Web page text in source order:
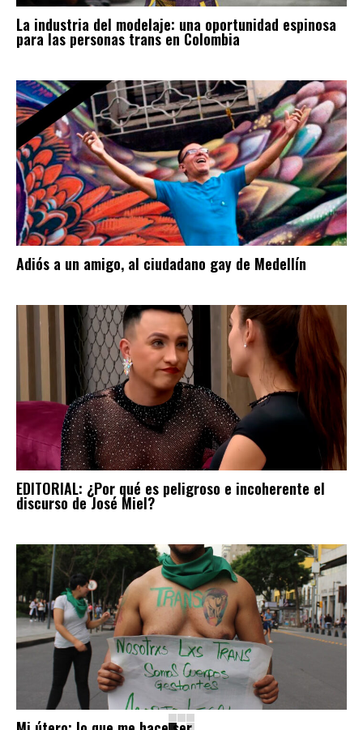
La industria del modelaje: una oportunidad espinosa
para las personas trans en Colombia
Adiós a un amigo, al ciudadano gay de Medellín
EDITORIAL: ¿Por qué es peligroso e incoherente el
discurso de José Miel?